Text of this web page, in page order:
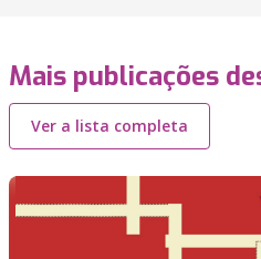
Mais publicações
Ver a lista completa